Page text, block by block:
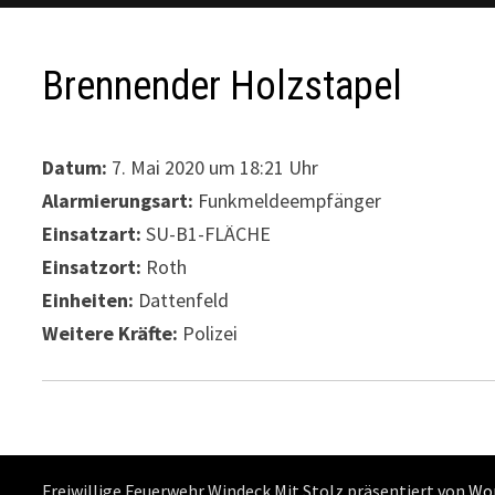
Brennender Holzstapel
Datum: 7. Mai 2020 um 18:21 Uhr
Alarmierungsart: Funkmeldeempfänger
Einsatzart: SU-B1-FLÄCHE
Einsatzort: Roth
Einheiten: Dattenfeld
Weitere Kräfte: Polizei
Freiwillige Feuerwehr Windeck Mit Stolz präsentiert von